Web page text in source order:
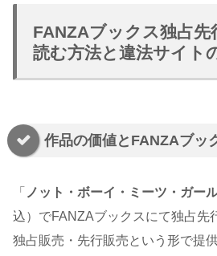
FANZAブックス独占先
読む方法と違法サイト
作品の価値とFANZAブッ
「 ノット・ボーイ・ミーツ・ガー
込）でFANZAブックスにて独占先
独占販売・先行販売という形で提